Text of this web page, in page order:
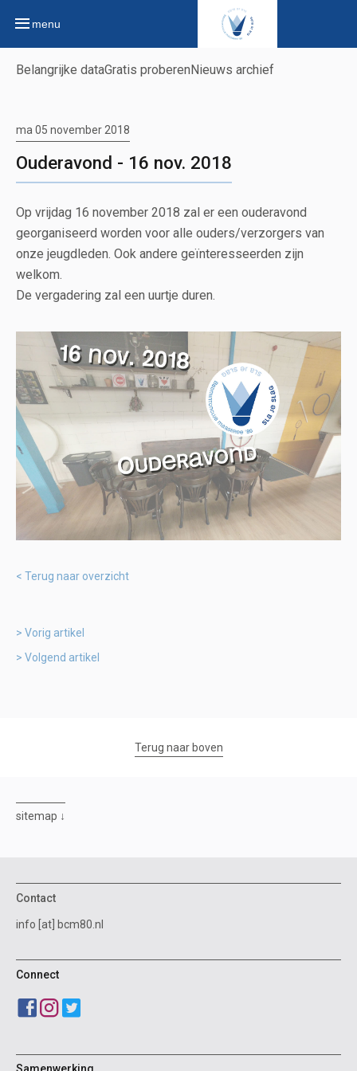
menu
Belangrijke dataGratis proberen Nieuws archief
ma 05 november 2018
Ouderavond - 16 nov. 2018
Op vrijdag 16 november 2018 zal er een ouderavond
georganiseerd worden voor alle ouders/verzorgers van
onze jeugdleden. Ook andere geïnteresseerden zijn
welkom.
De vergadering zal een uurtje duren.
Terug naar overzicht
Vorig artikel
Volgend artikel
Terug naar boven
sitemap
Contact
info [at] bcm80.nl
Connect